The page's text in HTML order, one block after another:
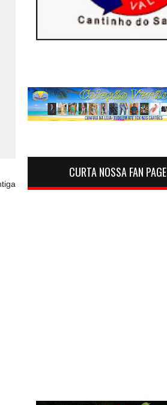
CURTA NOSSA FAN PAGE